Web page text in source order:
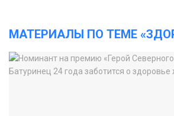
МАТЕРИАЛЫ ПО ТЕМЕ